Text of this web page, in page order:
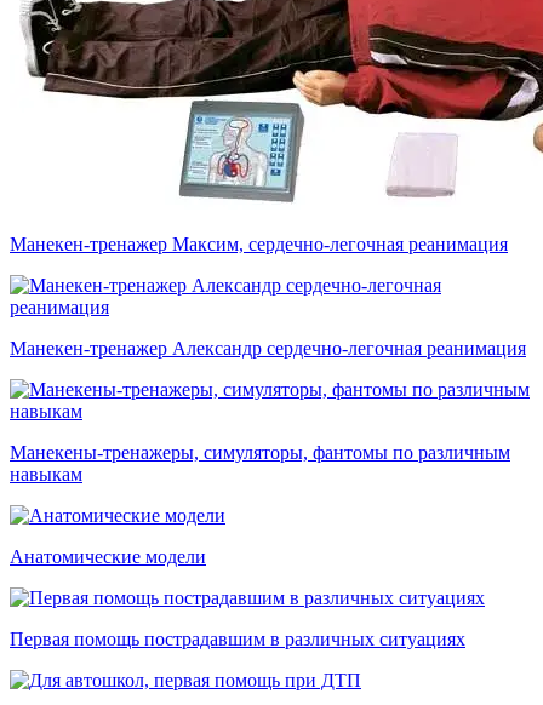
Манекен-тренажер Максим, сердечно-легочная реанимация
Манекен-тренажер Александр сердечно-легочная реанимация
Манекены-тренажеры, симуляторы, фантомы по различным
навыкам
Анатомические модели
Первая помощь пострадавшим в различных ситуациях